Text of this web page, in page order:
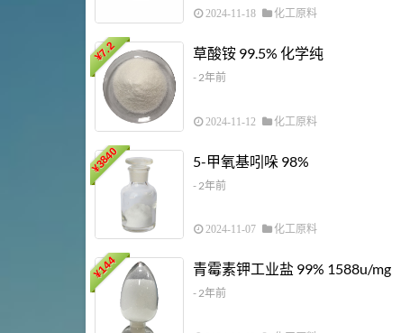
2024-11-18 化工原料
¥
7.2 草酸铵 99.5% 化学纯
- 2年前
2024-11-12 化工原料
¥
3840 5-甲氧基吲哚 98%
- 2年前
2024-11-07 化工原料
¥
144 青霉素钾工业盐 99% 1588u/mg
- 2年前